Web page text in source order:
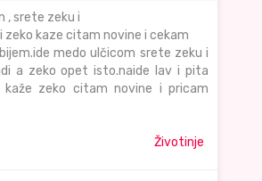
, srete zeku i
zeko kaze citam novine i cekam
medo ulčicom srete zeku i
a zeko opet isto.naide lav i pita
zeko citam novine i pricam
Životinje